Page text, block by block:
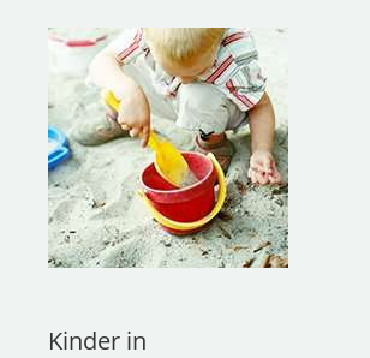
Kinder in Fachfamilien
Kinder in